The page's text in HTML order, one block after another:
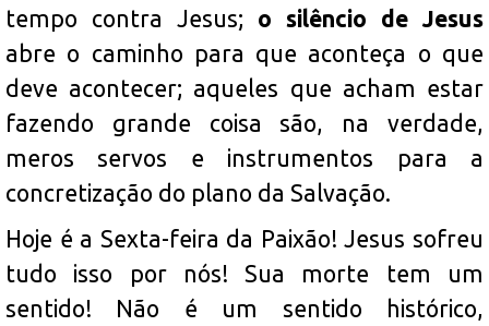
tempo contra Jesus; o silêncio de Jesus
abre o caminho para que aconteça o que
deve acontecer; aqueles que acham estar
fazendo grande coisa são, na verdade,
meros servos e instrumentos para a
concretização do plano da Salvação.
Hoje é a Sexta-feira da Paixão! Jesus sofreu
tudo isso por nós! Sua morte tem um
sentido! Não é um sentido histórico,